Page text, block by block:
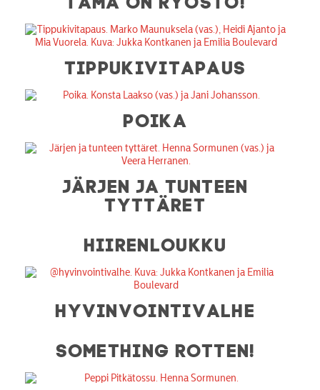
TIPPUKIVITAPAUS
POIKA
JÄRJEN JA TUNTEEN
TYTTÄRET
HIIRENLOUKKU
HYVINVOINTIVALHE
SOMETHING ROTTEN!